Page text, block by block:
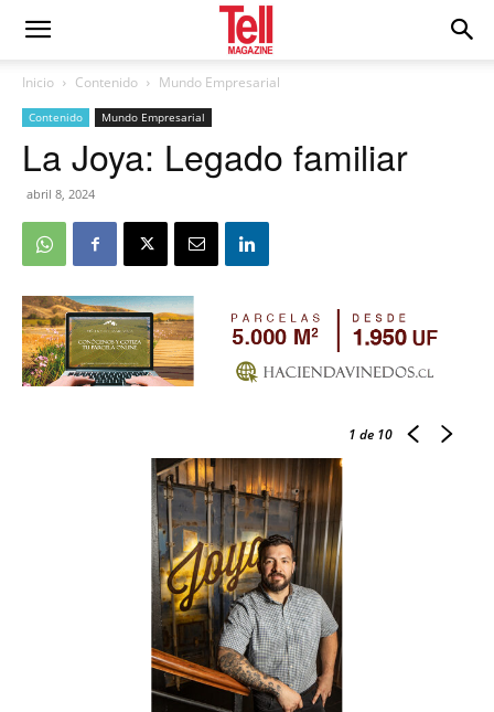
Inicio Contenido Mundo Empresarial
Contenido Mundo Empresarial
La Joya: Legado familiar
abril 8, 2024
1 de 10